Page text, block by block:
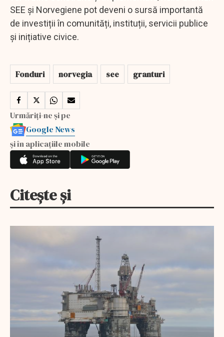
SEE și Norvegiene pot deveni o sursă importantă
de investiții în comunități, instituții, servicii publice
și inițiative civice.
Fonduri norvegia see granturi
Urmăriți-ne și pe
Google News
și în aplicațiile mobile
Citește și